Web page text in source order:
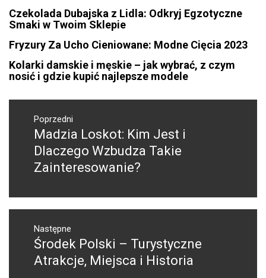
Czekolada Dubajska z Lidla: Odkryj Egzotyczne
Smaki w Twoim Sklepie
Fryzury Za Ucho Cieniowane: Modne Cięcia 2023
Kolarki damskie i męskie – jak wybrać, z czym
nosić i gdzie kupić najlepsze modele
Nawigacja
wpisuPoprzedni
Poprzedni
wpis:
Madzia Loskot: Kim Jest i
Dlaczego Wzbudza Takie
Zainteresowanie?
Następne
Następny
post:
Środek Polski – Turystyczne
Atrakcje, Miejsca i Historia